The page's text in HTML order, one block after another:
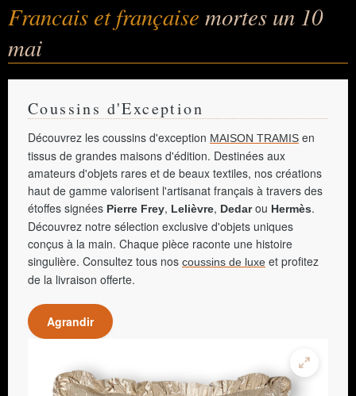
Francais et française mortes un 10
mai
Coussins d'Exception
Découvrez les coussins d'exception MAISON TRAMIS en
tissus de grandes maisons d'édition. Destinées aux
amateurs d'objets rares et de beaux textiles, nos créations
haut de gamme valorisent l'artisanat français à travers des
étoffes signées Pierre Frey, Lelièvre, Dedarou Hermès.
Découvrez notre sélection exclusive d'objets uniques
conçus à la main. Chaque pièce raconte une histoire
singulière. Consultez tous nos coussins de luxe et profitez
de la livraison offerte.
Agrandir